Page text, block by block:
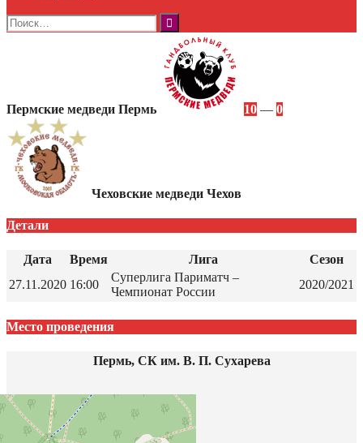
Найти:
Пермские медведи Пермь 10 — 0
Чеховские медведи Чехов
Детали
Дата Время Лига
Сезон
27.11.2020 16:00
Суперлига Париматч –
Чемпионат России
2020/2021
Место проведения
Пермь, СК им. В. П. Сухарева